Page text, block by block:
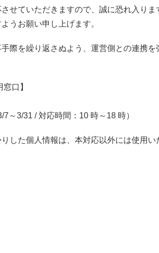
せていただきますので、誠に恐れ入り
うお願い申し上げます。
際を繰り返さぬよう、運営側との連携を
口】
7～3/31 / 対応時間：10 時～18 時）
した個人情報は、本対応以外には使用い